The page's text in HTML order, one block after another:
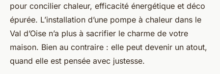
pour concilier chaleur, efficacité énergétique et déco
épurée. L’installation d’une pompe à chaleur dans le
Val d’Oise n’a plus à sacrifier le charme de votre
maison. Bien au contraire : elle peut devenir un atout,
quand elle est pensée avec justesse.